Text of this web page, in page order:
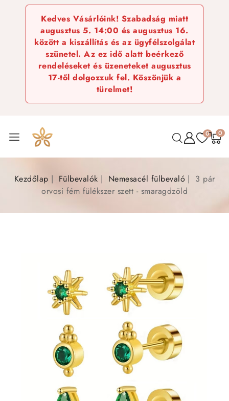
Kedves Vásárlóink! Szabadság miatt
augusztus 5. 14:00 és augusztus 16.
között a kiszállítás és az ügyfélszolgálat
szünetel. Az ez idő alatt beérkező
rendeléseket és üzeneteket augusztus
17-től dolgozzuk fel. Köszönjük a
türelmet!
0 0
Kezdőlap Fülbevalók Nemesacél fülbevaló
3 pár
orvosi fém fülékszer szett - smaragdzöld